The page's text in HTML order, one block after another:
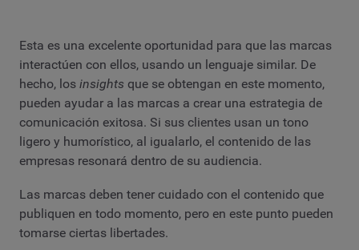
Esta es una excelente oportunidad para que las marcas
interactúen con ellos, usando un lenguaje similar. De
hecho, los insights que se obtengan en este momento,
pueden ayudar a las marcas a crear una estrategia de
comunicación exitosa. Si sus clientes usan un tono
ligero y humorístico, al igualarlo, el contenido de las
empresas resonará dentro de su audiencia.
Las marcas deben tener cuidado con el contenido que
publiquen en todo momento, pero en este punto pueden
tomarse ciertas libertades.